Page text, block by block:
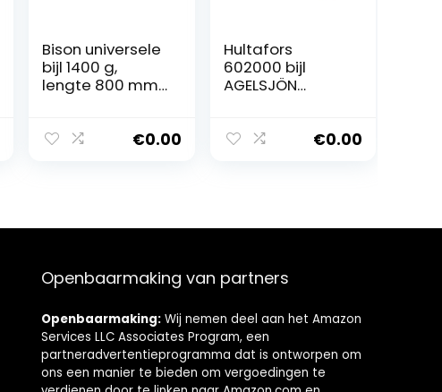
Bison universele
bijl 1400 g,
lengte 800 mm
221200
€0.00
Hultafors
602000 bijl
AGELSJÖN
€0.00
Openbaarmaking van partners
Openbaarmaking: Wij nemen deel aan het Amazon
Services LLC Associates Program, een
partneradvertentieprogramma dat is ontworpen om
ons een manier te bieden om vergoedingen te